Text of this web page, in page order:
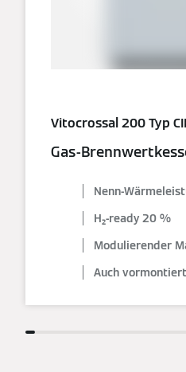
Vitocrossal 200 Typ
Gas-
Nenn-
H₂-ready 20 %
Modulierender
Auch